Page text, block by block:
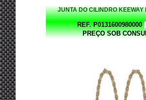
JUNTA DO CILINDRO KEEWAY
REF. P0131600980000
PREÇO SOB